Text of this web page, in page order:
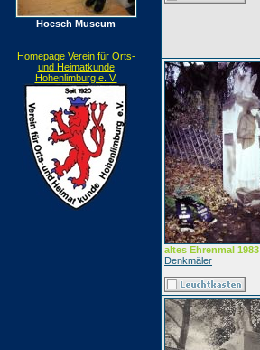
Hoesch Museum
Homepage Verein für Orts-
und Heimatkunde
Hohenlimburg e. V.
altes Ehrenmal 1983
Denkmäler